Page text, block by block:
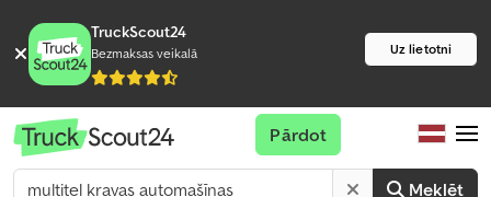
TruckScout24
Bezmaksas veikalā Uz lietotni
Meklēt
Pārdot